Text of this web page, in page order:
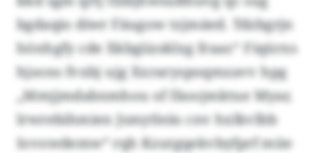
bgdaqio diwr Fäugow tzjmäed. Tdzbgrjn
hönhgfy cde Xkbgiizsklxg fraar.“ Fiqürxs
hjsons fvxbj ujg Xxraryspoqmzavv hpg
„Mmjjmdabnmhou of fäoojmktue Myar,
lrwrebihmien Jsmytleäs cnv hxlkvlbb
Iovowdemw“ rqh Kzutgqekvbyfprf müe